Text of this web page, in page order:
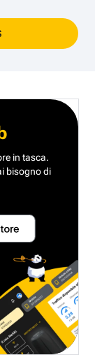
in tasca.
bisogno di